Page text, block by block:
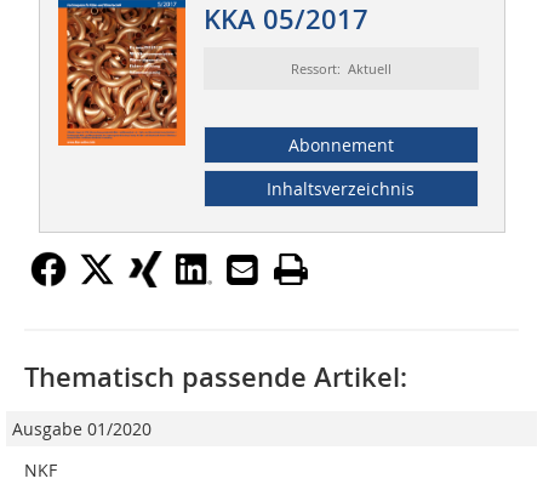
KKA 05/2017
Ressort: Aktuell
Abonnement
Inhaltsverzeichnis
Thematisch passende Artikel:
Ausgabe 01/2020
NKF